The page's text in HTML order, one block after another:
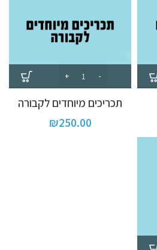
תכריכים מיוחדים לקבורה
₪250.00